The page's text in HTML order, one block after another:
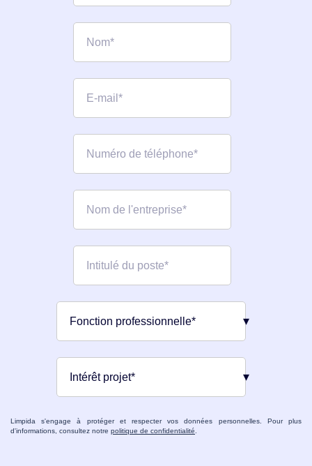
Limpida s'engage à protéger et respecter vos données personnelles. Pour plus
d'informations, consultez notre politique de confidentialité